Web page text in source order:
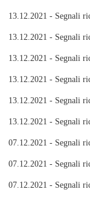
13.12.2021 - Segnali
13.12.2021 - Segnali
13.12.2021 - Segnali
13.12.2021 - Segnali
13.12.2021 - Segnali
13.12.2021 - Segnali
07.12.2021 - Segnali
07.12.2021 - Segnali
07.12.2021 - Segnali